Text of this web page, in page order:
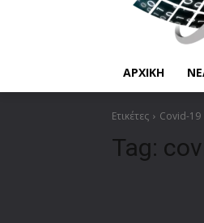
ΑΡΧΙΚΗ
Ετικέτες Covid-19
Tag: